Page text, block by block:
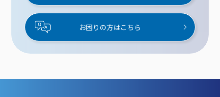
お困りの方はこちら